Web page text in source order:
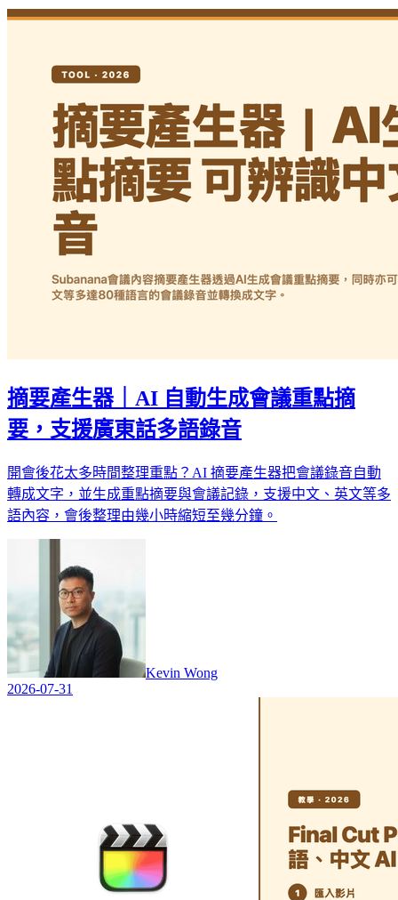
摘要產生器｜AI 自動生成會議重點摘
要，支援廣東話多語錄音
開會後花太多時間整理重點？AI 摘要產生器把會議錄音自動
轉成文字，並生成重點摘要與會議記錄，支援中文、英文等多
語內容，會後整理由幾小時縮短至幾分鐘。
Kevin Wong
2026-07-31